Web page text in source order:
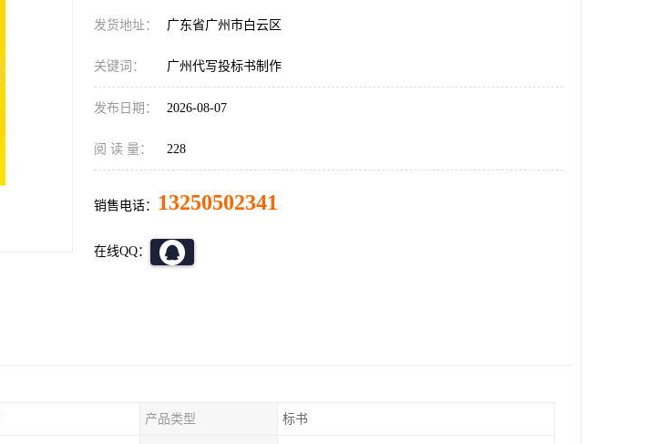
发货地址： 广东省广州市白云区
关键词： 广州代写投标书制作
发布日期： 2026-08-07
阅 读 量： 228
销售电话： 13250502341
在线QQ：
产品类型 标书